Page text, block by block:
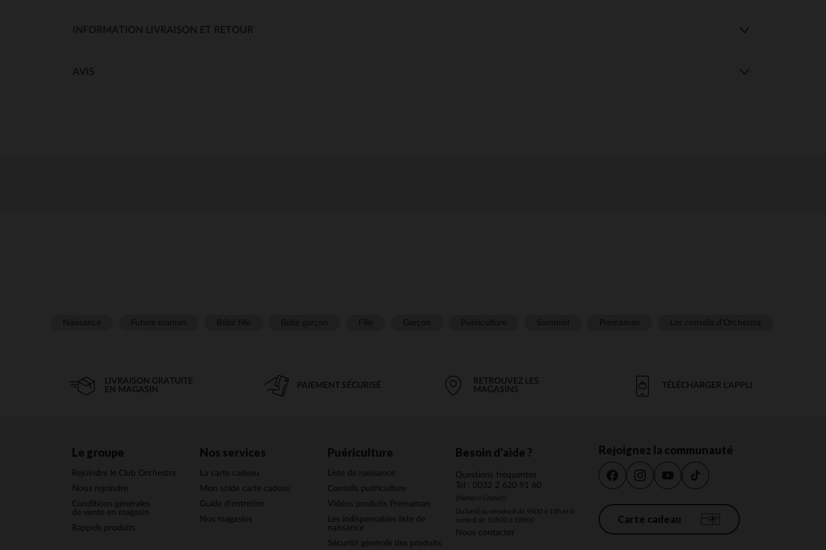
INFORMATION LIVRAISON ET RETOUR
AVIS
LIVRAISON GRATUITE
EN MAGASIN
PAIEMENT SÉCURISÉ
RETROUVEZ LES
MAGASINS
TÉLÉCHARGER L'APPLI
Le groupe
Rejoindre le Club Orchestra
Nous rejoindre
Conditions générales
de vente en magasin
Rappels produits
Nos services
La carte cadeau
Mon solde carte cadeau
Guide d'entretien
Nos magasins
Puériculture
Liste de naissance
Conseils puériculture
Vidéos produits Prémaman
Les indispensables liste de
naissance
Sécurité générale des produits
Besoin d'aide ?
Questions fréquentes
Tel : 0032 2 620 91 60
(Numéro Gratuit)
Du lundi au vendredi de 9h00 à 18h et le
samedi de 10h00 à 18h00
Nous contacter
Rejoignez la communauté
Carte cadeau